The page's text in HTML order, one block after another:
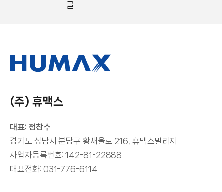
글
(주) 휴맥스
대표: 정창수
경기도 성남시 분당구 황새울로 216, 휴맥스빌리지
사업자등록번호: 142-81-22888
대표전화: 031-776-6114